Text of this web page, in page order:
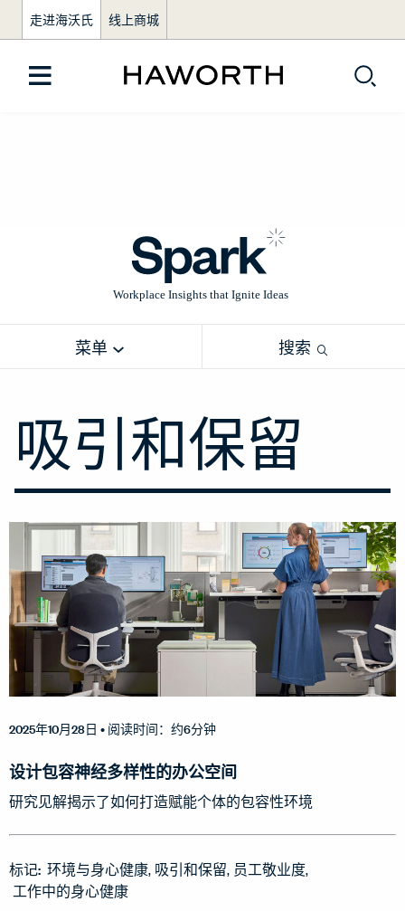
走进海沃氏 线上商城
菜单 搜索
吸引和保留
2025年10月28日 • 阅读时间：约6分钟
设计包容神经多样性的办公空间
研究见解揭示了如何打造赋能个体的包容性环境
标记: 环境与身心健康 吸引和保留 员工敬业度
工作中的身心健康